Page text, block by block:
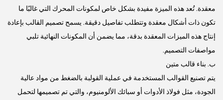
معقدة. تُعد هذه الميزة مفيدة بشكل خاص لمكونات المحرك التي غالبًا ما
تكون ذات أشكال معقدة وتتطلب تفاصيل دقيقة. يسمح تصميم القالب بإعادة
إنتاج هذه الميزات المعقدة بدقة، مما يضمن أن المكونات النهائية تلبي
مواصفات التصميم.
ب. بناء قالب متين
يتم تصنيع القوالب المستخدمة في عملية القولبة بالضغط من مواد عالية
الجودة، مثل فولاذ الأدوات أو سبائك الألومنيوم، والتي تم تصميمها لتحمل